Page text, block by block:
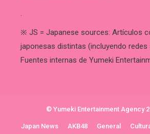
.
※ JS = Japanese sources: Artículos
japonesas distintas (incluyendo redes
Fuentes internas de Yumeki
© Yumeki Entertainment Agency
Japan News AKB48 General